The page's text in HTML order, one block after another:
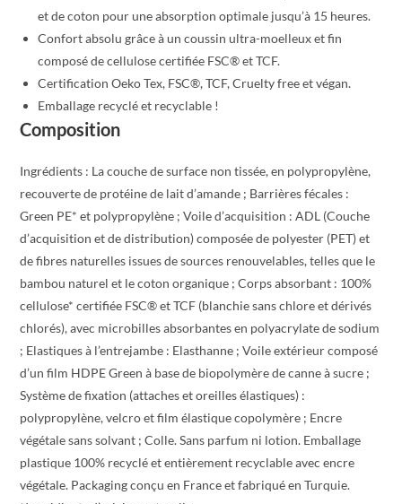
et de coton pour une absorption optimale jusqu’à 15 heures.
Confort absolu grâce à un coussin ultra-moelleux et fin
composé de cellulose certifiée FSC® et TCF.
Certification Oeko Tex, FSC®, TCF, Cruelty free et végan.
Emballage recyclé et recyclable !
Composition
Ingrédients : La couche de surface non tissée, en polypropylène,
recouverte de protéine de lait d’amande ; Barrières fécales :
Green PE* et polypropylène ; Voile d’acquisition : ADL (Couche
d’acquisition et de distribution) composée de polyester (PET) et
de fibres naturelles issues de sources renouvelables, telles que le
bambou naturel et le coton organique ; Corps absorbant : 100%
cellulose* certifiée FSC® et TCF (blanchie sans chlore et dérivés
chlorés), avec microbilles absorbantes en polyacrylate de sodium
; Elastiques à l’entrejambe : Elasthanne ; Voile extérieur composé
d’un film HDPE Green à base de biopolymère de canne à sucre ;
Système de fixation (attaches et oreilles élastiques) :
polypropylène, velcro et film élastique copolymère ; Encre
végétale sans solvant ; Colle. Sans parfum ni lotion. Emballage
plastique 100% recyclé et entièrement recyclable avec encre
végétale. Packaging conçu en France et fabriqué en Turquie.